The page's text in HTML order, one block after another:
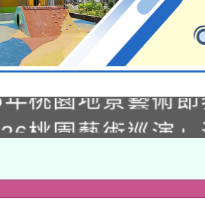
濟部水利署委託
研究院辦理「
優單位及節水達
8月22日(星期六
孔廟祈福系列
慧啟航」
桃園藝術巡演
灣師範大學辦理
家教育研究院中